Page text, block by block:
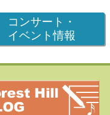
コンサート・
イベント情報